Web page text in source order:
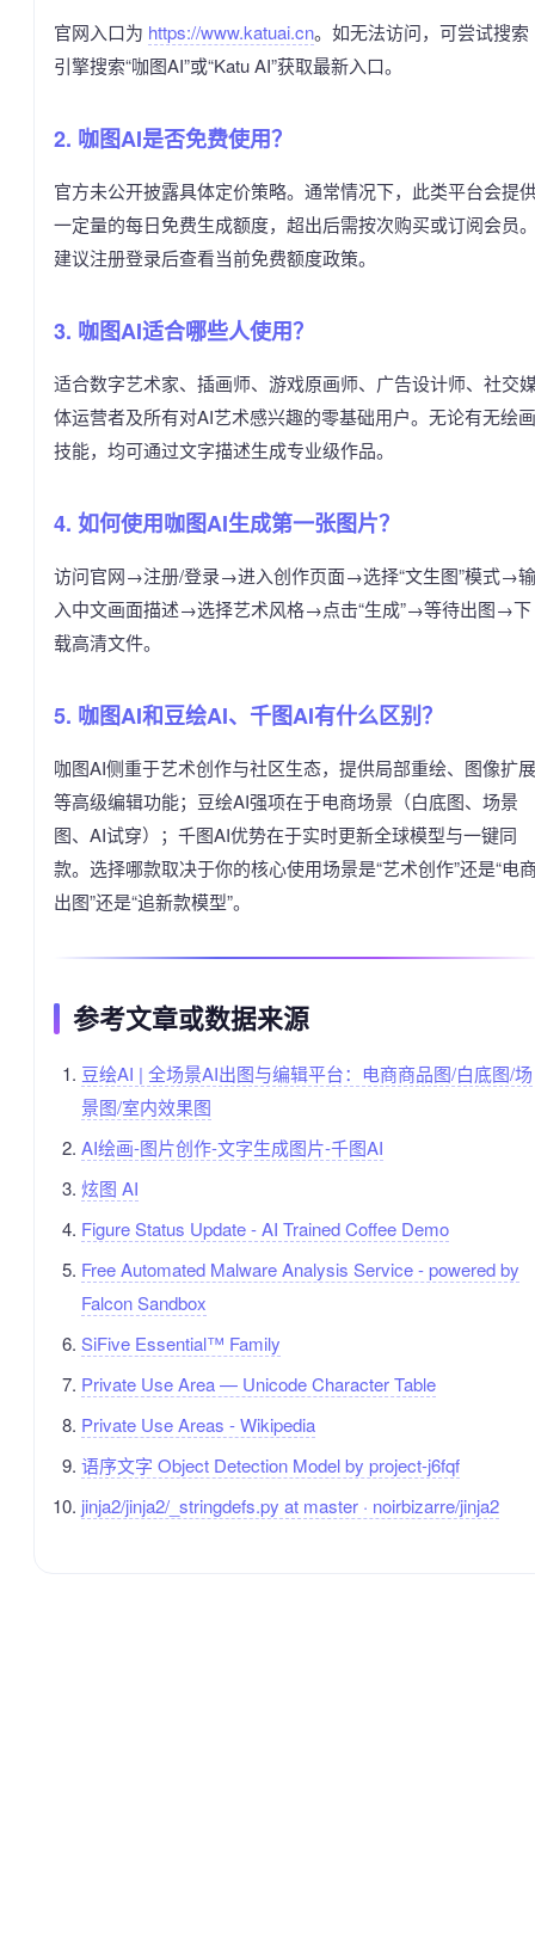
官网入口为 https://www.katuai.cn。如无法访问，可尝试搜索
引擎搜索“咖图AI”或“Katu AI”获取最新入口。
2. 咖图AI是否免费使用？
官方未公开披露具体定价策略。通常情况下，此类平台会提
一定量的每日免费生成额度，超出后需按次购买或订阅会员
建议注册登录后查看当前免费额度政策。
3. 咖图AI适合哪些人使用？
适合数字艺术家、插画师、游戏原画师、广告设计师、社交
体运营者及所有对AI艺术感兴趣的零基础用户。无论有无绘画
技能，均可通过文字描述生成专业级作品。
4. 如何使用咖图AI生成第一张图片？
访问官网→注册/登录→进入创作页面→选择“文生图”模式→输
入中文画面描述→选择艺术风格→点击“生成”→等待出图→下
载高清文件。
5. 咖图AI和豆绘AI、千图AI有什么区别？
咖图AI侧重于艺术创作与社区生态，提供局部重绘、图像扩展
等高级编辑功能；豆绘AI强项在于电商场景（白底图、场景
图、AI试穿）；千图AI优势在于实时更新全球模型与一键同
款。选择哪款取决于你的核心使用场景是“艺术创作”还是“电
出图”还是“追新款模型”。
参考文章或数据来源
豆绘AI | 全场景AI出图与编辑平台：电商商品图/白底图/场
景图/室内效果图
AI绘画-图片创作-文字生成图片-千图AI
炫图 AI
Figure Status Update - AI Trained Coffee Demo
Free Automated Malware Analysis Service - powered by
Falcon Sandbox
SiFive Essential™ Family
Private Use Area — Unicode Character Table
Private Use Areas - Wikipedia
语序文字 Object Detection Model by project-j6fqf
jinja2/jinja2/_stringdefs.py at master · noirbizarre/jinja2